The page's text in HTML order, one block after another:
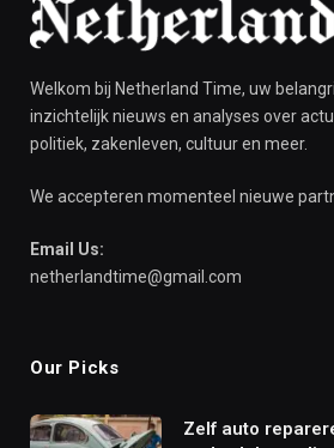
Welkom bij Netherland Time, uw
inzichtelijk nieuws en analyses over
politiek, zakenleven, cultuur en meer.
We accepteren momenteel nieuwe
Email Us:
netherlandtime@gmail.com
Our Picks
Zelf auto